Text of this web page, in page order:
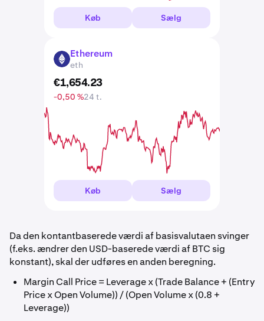
Køb Sælg
ETH Ethereum
eth
€1,654.23
-0,50 %24 t.
Køb Sælg
Da den kontantbaserede værdi af basisvalutaen svinger
(f.eks. ændrer den USD-baserede værdi af BTC sig
konstant), skal der udføres en anden beregning.
Margin Call Price = Leverage x (Trade Balance + (Entry
Price x Open Volume)) / (Open Volume x (0.8 +
Leverage))